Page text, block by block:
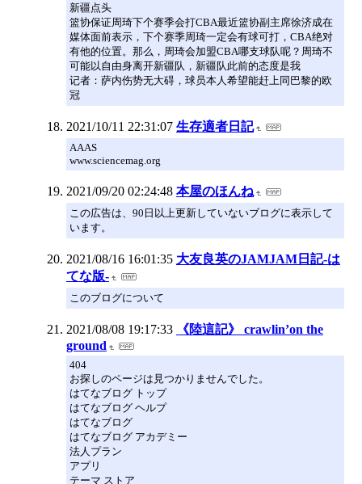
新疆点头
篮协保证周琦下个赛季会打CBA最近篮协副主席徐济成在
媒体面前表示，下个赛季周琦一定会有球可打，CBA绝对
有他的位置。那么，周琦会加盟CBA哪支球队呢？周琦不
可能以自由身离开新疆队，新疆队此前的态度是我
记者：萨内伤势无大碍，球员本人希望能赶上同巴黎的欧
冠
2021/10/11 22:31:07 生存適者日記
AAAS
www.sciencemag.org
2021/09/20 02:24:48 本屋のほんね
この広告は、90日以上更新していないブログに表示して
います。
2021/08/16 16:01:35 大友良英のJAMJAM日記-は
てな版-
このブログについて
2021/08/08 19:17:33
《陸這記》 crawlin’on the
ground
404
お探しのページは見つかりませんでした。
はてなブログ トップ
はてなブログ ヘルプ
はてなブログ
はてなブログ アカデミー
法人プラン
アプリ
テーマ ストア